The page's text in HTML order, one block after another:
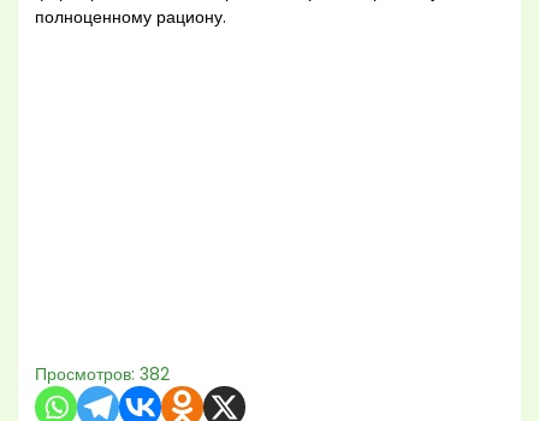
полноценному рациону.
Просмотров: 382